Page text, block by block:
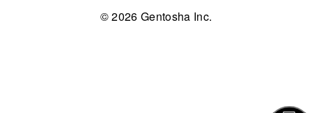
© 2026 Gentosha Inc.